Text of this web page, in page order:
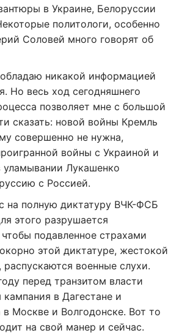
в Украине, Белоруссии
политологи, особенно
Соловей много говорят об
никакой информацией
Но весь ход сегодняшнего
позволяет мне с большой
сказать: новой войны Кремль
совершенно не нужна,
войны с Украиной и
уламывании Лукашенко
с Россией.
на полную диктатуру ВЧК-ФСБ
этого разрушается
подавленное страхами
этой диктатуре, жестокой
военные слухи.
перед транзитом власти
кампания в Дагестане и
Москве и Волгодонске. Вот то
на свой манер и сейчас.